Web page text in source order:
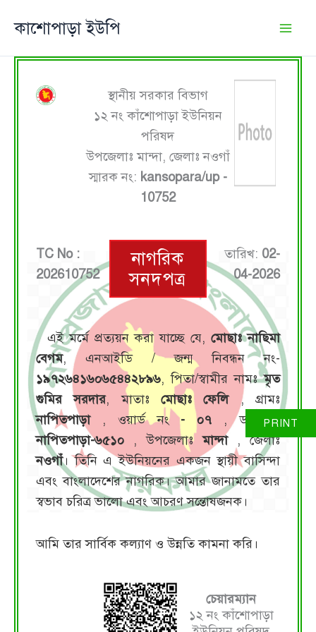
কাশোপাড়া ইউপি
স্থানীয় সরকার বিভাগ
১২ নং কাঁশোপাড়া ইউনিয়ন
পরিষদ
উপজেলাঃ মান্দা, জেলাঃ নওগাঁ
স্মারক নং: kansopara/up -
10752
TC No :
202610752
নাগরিক
সনদপত্র
তারিখ: 02-
04-2026
এই মর্মে প্রত্যয়ন করা যাচ্ছে যে,মোছাঃ নাছিমা
বেগম, এনআইডি / জন্ম নিবন্ধন নং-
১৯৭২৬৪১৬০৬৫৪৪২৮৯৬, পিতা/স্বামীর নামঃমৃত
গুমির সরদার, মাতাঃমোছাঃ ফেলি , গ্রামঃ
নাপিতপাড়া , ওয়ার্ড নং- ০৭ , ডাকঘরঃ
নাপিতপাড়া-৬৫১০ , উপজেলাঃমান্দা , জেলাঃ
নওগাঁ। তিনি এ ইউনিয়নের একজন স্থায়ী বাসিন্দা
এবং বাংলাদেশের নাগরিক। আমার জানামতে তার
স্বভাব চরিত্র ভালো এবং আচরণ সন্তোষজনক।
আমি তার সার্বিক কল্যাণ ও উন্নতি কামনা করি।
চেয়ারম্যান
১২ নং কাঁশোপাড়া